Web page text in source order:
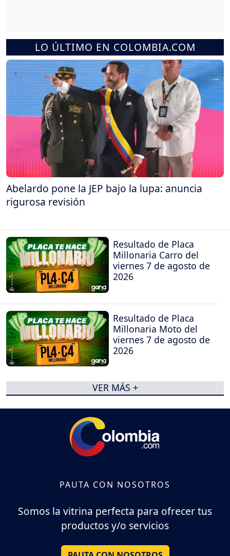
LO ÚLTIMO EN COLOMBIA.COM
Abelardo pone la JEP bajo la lupa: anuncia
rigurosa revisión
Resultado de Placa
Millonaria Carro del
viernes 7 de agosto de
2026
Resultado de Placa
Millonaria Moto del
viernes 7 de agosto de
2026
VER MÁS +
PAUTA CON NOSOTROS
Somos la vitrina perfecta para ofrecer tus
productos y/o servicios